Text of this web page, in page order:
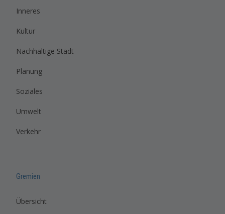
Inneres
Kultur
Nachhaltige Stadt
Planung
Soziales
Umwelt
Verkehr
Gremien
Übersicht